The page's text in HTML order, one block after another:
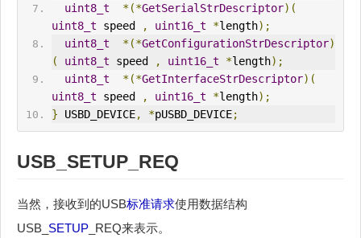
uint8_t
*(*GetSerialStrDescriptor)(
uint8_t speed , uint16_t *length);
uint8_t
*(*GetConfigurationStrDescriptor)
(
uint8_t speed , uint16_t *length);
uint8_t
*(*GetInterfaceStrDescriptor)(
uint8_t speed , uint16_t *length);
} USBD_DEVICE, *pUSBD_DEVICE;
USB_ SETUP _REQ
当然，接收到的USB标准请求使用数据结构
USB_ SETUP _REQ来表示。